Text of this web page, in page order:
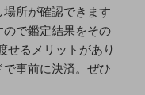
所が確認できます
ので鑑定結果をその
せるメリットがあり
事前に決済。ぜひ